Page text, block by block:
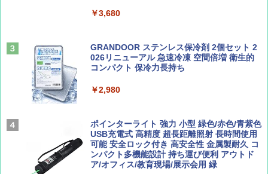
Coyote No.89 特集 星野道夫 夢見る旅
AIRLINE（エアライン）2026年9月号【特
集】ボーイング110周年を祝して！
￥1,760
￥2,079
A26 地球の歩き方 チェコ ポーランド スロヴ
ァキア 2026～2027 地球の歩き方A ヨーロッ
新しい日本地理 地図・統計・移動から読み
解く (講談社現代新書)
￥1,540
500002(88859)
￥5,999
ーティング フルクローズ メッシュ 3-4人用
簡単設置 ポップアップテント エクルベージ
ュ(BC仕様) PATC-150B(EB)
￥9,990
￥3,680
GRANDOOR ステンレス保冷剤 2個セット 2
026リニューアル 急速冷凍 空間倍増 衛生的
コンパクト 保冷力長持ち
￥2,980
ポインターライト 強力 小型 緑色/赤色/青紫色
USB充電式 高精度 超長距離照射 長時間使用
可能 安全ロック付き 高安全性 金属製耐久 コ
ンパクト多機能設計 持ち運び便利 アウトド
ア/オフィス/教育現場/展示会用 緑